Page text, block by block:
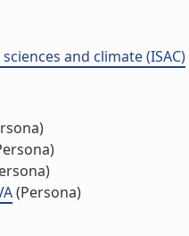
and climate (ISAC)
(Persona)